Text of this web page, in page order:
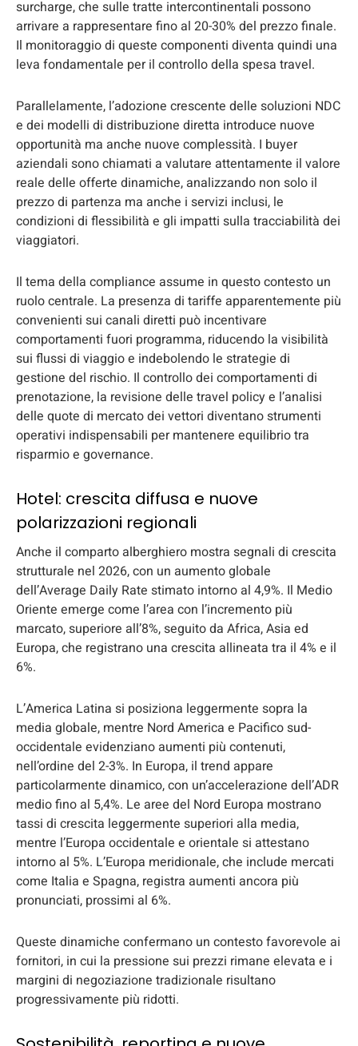
surcharge, che sulle tratte intercontinentali possono
arrivare a rappresentare fino al 20-30% del prezzo finale.
Il monitoraggio di queste componenti diventa quindi una
leva fondamentale per il controllo della spesa travel.
Parallelamente, l’adozione crescente delle soluzioni NDC
e dei modelli di distribuzione diretta introduce nuove
opportunità ma anche nuove complessità. I buyer
aziendali sono chiamati a valutare attentamente il valore
reale delle offerte dinamiche, analizzando non solo il
prezzo di partenza ma anche i servizi inclusi, le
condizioni di flessibilità e gli impatti sulla tracciabilità dei
viaggiatori.
Il tema della compliance assume in questo contesto un
ruolo centrale. La presenza di tariffe apparentemente più
convenienti sui canali diretti può incentivare
comportamenti fuori programma, riducendo la visibilità
sui flussi di viaggio e indebolendo le strategie di
gestione del rischio. Il controllo dei comportamenti di
prenotazione, la revisione delle travel policy e l’analisi
delle quote di mercato dei vettori diventano strumenti
operativi indispensabili per mantenere equilibrio tra
risparmio e governance.
Hotel: crescita diffusa e nuove
polarizzazioni regionali
Anche il comparto alberghiero mostra segnali di crescita
strutturale nel 2026, con un aumento globale
dell’Average Daily Rate stimato intorno al 4,9%. Il Medio
Oriente emerge come l’area con l’incremento più
marcato, superiore all’8%, seguito da Africa, Asia ed
Europa, che registrano una crescita allineata tra il 4% e il
6%.
L’America Latina si posiziona leggermente sopra la
media globale, mentre Nord America e Pacifico sud-
occidentale evidenziano aumenti più contenuti,
nell’ordine del 2-3%. In Europa, il trend appare
particolarmente dinamico, con un’accelerazione dell’ADR
medio fino al 5,4%. Le aree del Nord Europa mostrano
tassi di crescita leggermente superiori alla media,
mentre l’Europa occidentale e orientale si attestano
intorno al 5%. L’Europa meridionale, che include mercati
come Italia e Spagna, registra aumenti ancora più
pronunciati, prossimi al 6%.
Queste dinamiche confermano un contesto favorevole ai
fornitori, in cui la pressione sui prezzi rimane elevata e i
margini di negoziazione tradizionale risultano
progressivamente più ridotti.